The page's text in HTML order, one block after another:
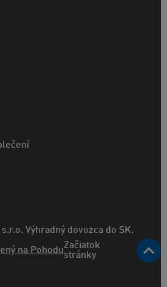
Výhradný dovozca do SK.
na PohoduZačiatok
stránky